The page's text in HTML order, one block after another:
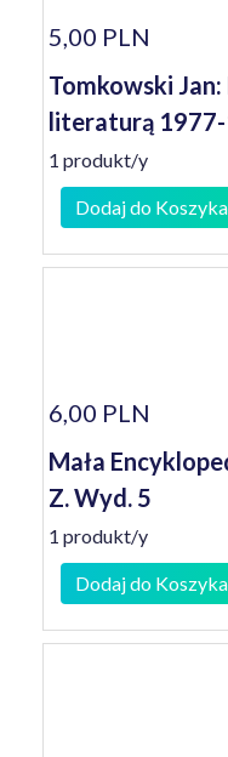
5,00 PLN
Tomkowski
literaturą
1 produkt/y
Dodaj do Koszyka
6,00 PLN
Mała
Z. Wyd. 5
1 produkt/y
Dodaj do Koszyka